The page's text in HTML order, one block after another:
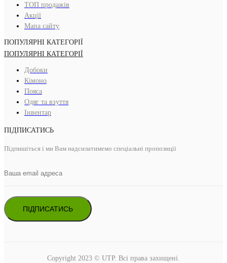
ТОП продажів
Акції
Мапа сайту
ПОПУЛЯРНІ КАТЕГОРІЇ
ПОПУЛЯРНІ КАТЕГОРІЇ
Добоки
Кімоно
Пояса
Одяг та взуття
Інвентар
ПІДПИСАТИСЬ
Підпишіться і ми Вам надсилатимемо спеціальні пропозиції
ПІДПИСАТИСЬ
Copyright 2023 © UTP. Всі права захищені.